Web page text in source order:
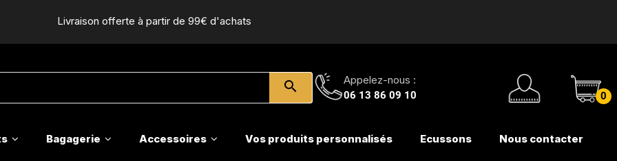
Livraison offerte à partir de 99€ d'achats
search Appelez-nous :
06 13 86 09 10 0
Bagagerie Accessoires Vos produits personnalisés Ecussons Nous contacter